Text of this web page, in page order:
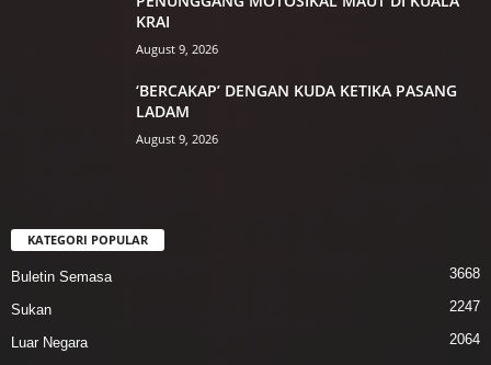
KRAI
August 9, 2026
‘BERCAKAP’ DENGAN KUDA KETIKA PASANG
LADAM
August 9, 2026
KATEGORI POPULAR
Buletin Semasa 3668
Sukan 2247
Luar Negara
2064